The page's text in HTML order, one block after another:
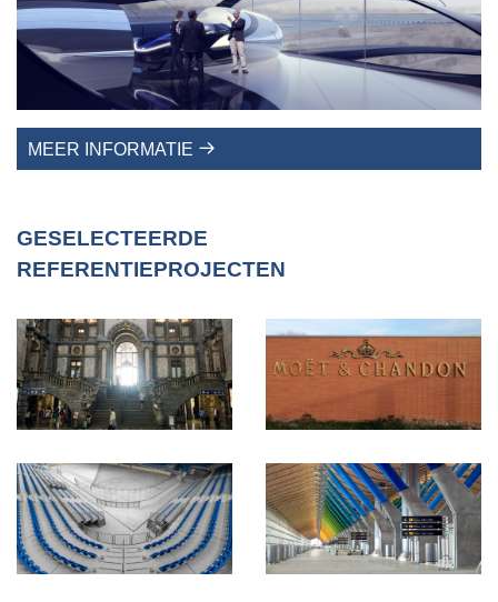
MEER INFORMATIE
GESELECTEERDE
REFERENTIEPROJECTEN